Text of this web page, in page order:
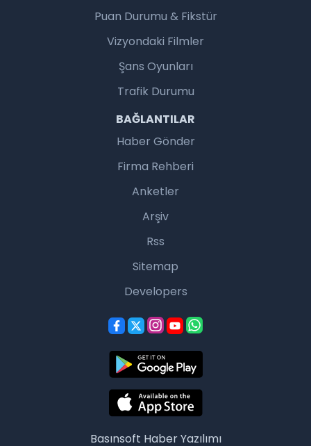
Puan Durumu & Fikstür
Vizyondaki Filmler
Şans Oyunları
Trafik Durumu
BAĞLANTILAR
Haber Gönder
Firma Rehberi
Anketler
Arşiv
Rss
Sitemap
Developers
Basınsoft Haber Yazılımı